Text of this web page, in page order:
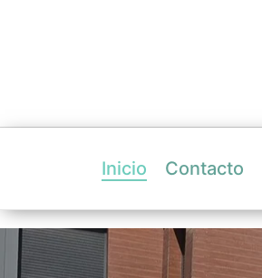
Inicio Contacto